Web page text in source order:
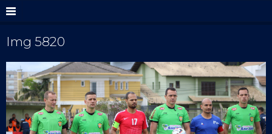
Img 5820